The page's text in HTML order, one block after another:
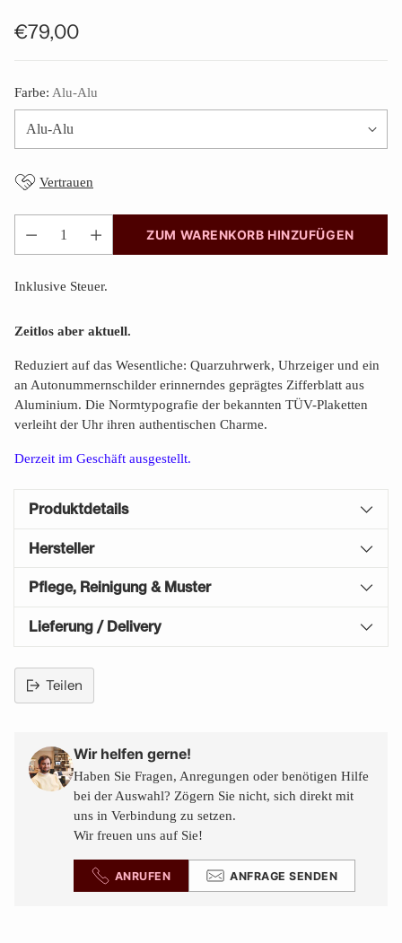
Normaler
€79,00
Farbe: Alu-Alu
Vertrauen
Anzahl
ZUM WARENKORB HINZUFÜGEN
Inklusive Steuer.
Zeitlos aber aktuell.
Reduziert auf das Wesentliche: Quarzuhrwerk, Uhrzeiger und ein
an Autonummernschilder erinnerndes geprägtes Zifferblatt aus
Aluminium. Die Normtypografie der bekannten TÜV-Plaketten
verleiht der Uhr ihren authentischen Charme.
Derzeit im Geschäft ausgestellt.
Produktdetails
Hersteller
Pflege, Reinigung & Muster
Lieferung / Delivery
Teilen
den
Warenkorb
legen
Wir helfen gerne!
Haben Sie Fragen, Anregungen oder benötigen Hilfe
bei der Auswahl? Zögern Sie nicht, sich direkt mit
uns in Verbindung zu setzen.
Wir freuen uns auf Sie!
ANRUFEN ANFRAGE SENDEN